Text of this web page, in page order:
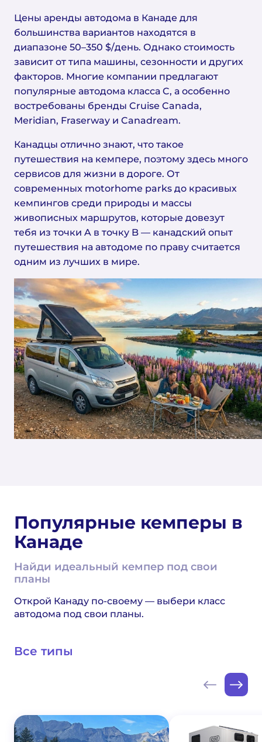
Цены аренды автодома в Канаде для
большинства вариантов находятся в
диапазоне 50–350 $/день. Однако стоимость
зависит от типа машины, сезонности и других
факторов. Многие компании предлагают
популярные автодома класса C, а особенно
востребованы бренды Cruise Canada,
Meridian, Fraserway и Canadream.
Канадцы отлично знают, что такое
путешествия на кемпере, поэтому здесь много
сервисов для жизни в дороге. От
современных motorhome parks до красивых
кемпингов среди природы и массы
живописных маршрутов, которые довезут
тебя из точки A в точку B — канадский опыт
путешествия на автодоме по праву считается
одним из лучших в мире.
Популярные кемперы в
Канаде
Найди идеальный кемпер под свои
планы
Открой Канаду по-своему — выбери класс
автодома под свои планы.
Все типы